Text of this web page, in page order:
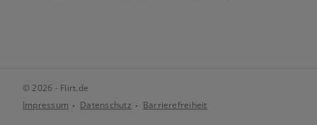
© 2026 - Flirt.de
Impressum
Datenschutz Barrierefreiheit